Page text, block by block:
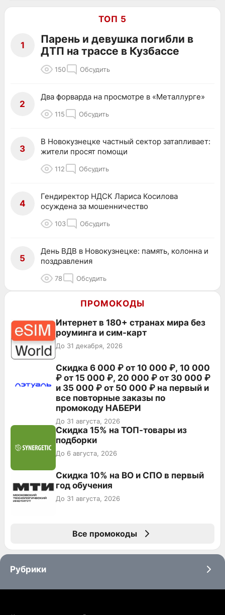
ТОП 5
1
Парень и девушка погибли в
ДТП на трассе в Кузбассе
150 Обсудить
2
Два форварда на просмотре в «Металлурге»
115 Обсудить
3
В Новокузнецке частный сектор затапливает:
жители просят помощи
112 Обсудить
4
Гендиректор НДСК Лариса Косилова
осуждена за мошенничество
103 Обсудить
5
День ВДВ в Новокузнецке: память, колонна и
поздравления
78 Обсудить
ПРОМОКОДЫ
Интернет в 180+ странах мира без
роуминга и сим-карт
До 31 декабря, 2026
Скидка 6 000 ₽ от 10 000 ₽, 10 000
₽ от 15 000 ₽, 20 000 ₽ от 30 000 ₽
и 35 000 ₽ от 50 000 ₽ на первый и
все повторные заказы по
промокоду НАБЕРИ
До 31 августа, 2026
Скидка 15% на ТОП-товары из
подборки
До 6 августа, 2026
Скидка 10% на ВО и СПО в первый
год обучения
До 31 августа, 2026
Все промокоды
Рубрики